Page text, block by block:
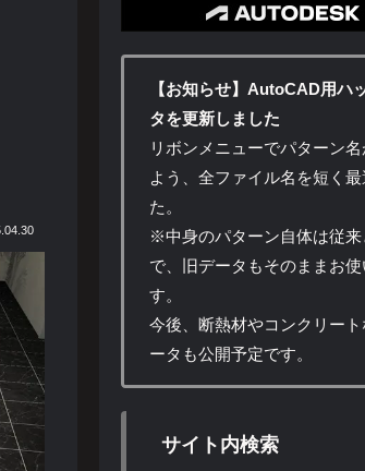
【お知らせ】AutoCAD用ハ
タを更新しました
リボンメニューでパターン
よう、全ファイル名を短く
た。
※中身のパターン自体は従来
で、旧データもそのままお使
す。
今後、断熱材やコンクリー
ータも公開予定です。
サイト内検索